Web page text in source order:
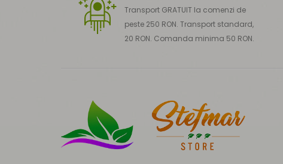
Transport GRATUIT la comenzi de
peste 250 RON. Transport standard,
20 RON. Comanda minima 50 RON.